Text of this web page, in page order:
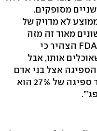
מסופקים.
הם בעצם ממוצע לא מדויק של
מאוד זה מזה
ביכולות הספיגה שלהם. גם ה־FDA הצהיר כי
אותו, אבל
אצל בני אדם
מוערכים בין 11% ל־27%. שיעור ספיגה של 27% הוא